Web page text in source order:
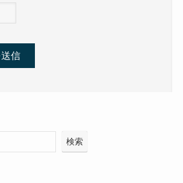
検索